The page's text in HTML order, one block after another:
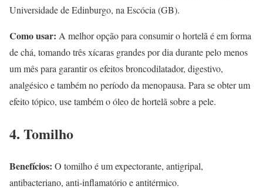
Universidade de Edinburgo, na Escócia (GB).
Como usar: A melhor opção para consumir o hortelã é em forma
de chá, tomando três xícaras grandes por dia durante pelo menos
um mês para garantir os efeitos broncodilatador, digestivo,
analgésico e também no período da menopausa. Para se obter um
efeito tópico, use também o óleo de hortelã sobre a pele.
4. Tomilho
Benefícios: O tomilho é um expectorante, antigripal,
antibacteriano, anti-inflamatório e antitérmico.